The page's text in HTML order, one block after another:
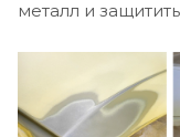
металл и